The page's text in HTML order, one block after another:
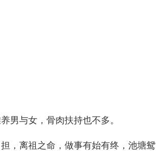
男与女，骨肉扶持也不多。
，离祖之命，做事有始有终，池塘鸳